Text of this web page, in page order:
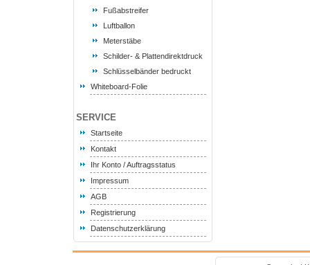
Fußabstreifer
Luftballon
Meterstäbe
Schilder- & Plattendirektdruck
Schlüsselbänder bedruckt
Whiteboard-Folie
SERVICE
Startseite
Kontakt
Ihr Konto / Auftragsstatus
Impressum
AGB
Registrierung
Datenschutzerklärung